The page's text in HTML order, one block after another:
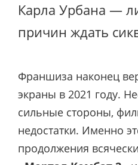
Карла Урбана —
причин ждать
Франшиза наконец
экраны в 2021 году.
сильные стороны,
недостатки. Именно
продолжения